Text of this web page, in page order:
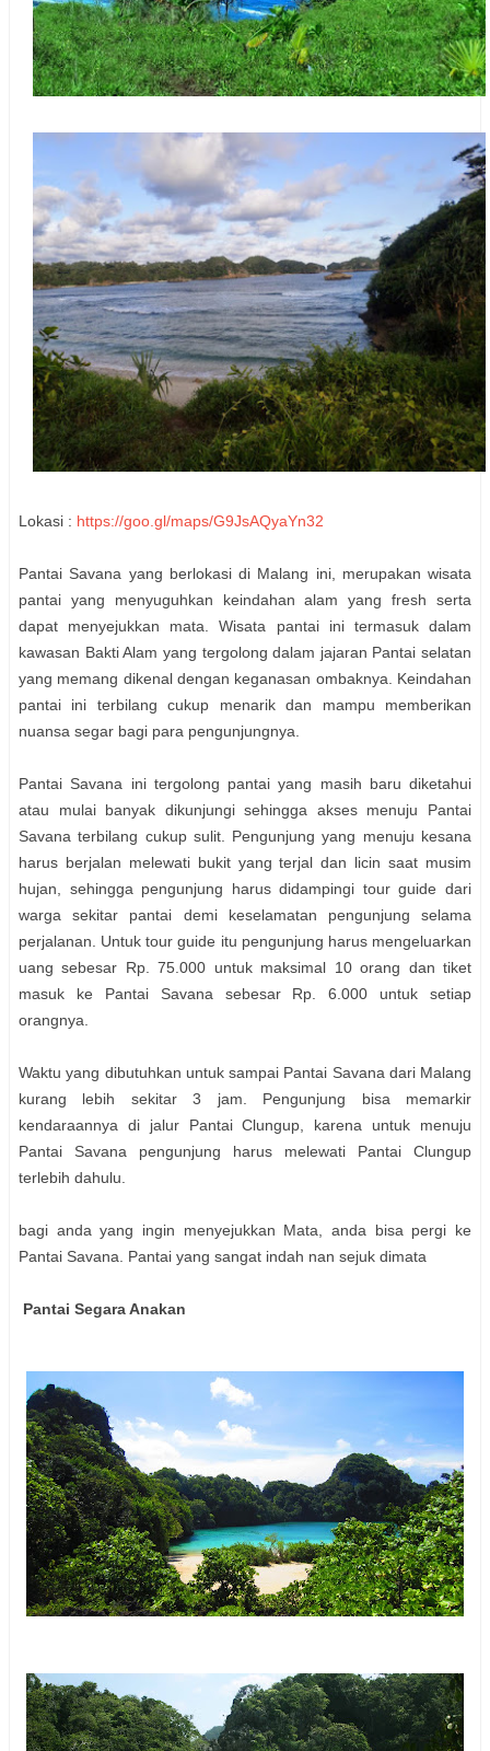
Lokasi : https://goo.gl/maps/G9JsAQyaYn32
Pantai Savana yang berlokasi di Malang ini, merupakan wisata
pantai yang menyuguhkan keindahan alam yang fresh serta
dapat menyejukkan mata. Wisata pantai ini termasuk dalam
kawasan Bakti Alam yang tergolong dalam jajaran Pantai selatan
yang memang dikenal dengan keganasan ombaknya. Keindahan
pantai ini terbilang cukup menarik dan mampu memberikan
nuansa segar bagi para pengunjungnya.
Pantai Savana ini tergolong pantai yang masih baru diketahui
atau mulai banyak dikunjungi sehingga akses menuju Pantai
Savana terbilang cukup sulit. Pengunjung yang menuju kesana
harus berjalan melewati bukit yang terjal dan licin saat musim
hujan, sehingga pengunjung harus didampingi tour guide dari
warga sekitar pantai demi keselamatan pengunjung selama
perjalanan. Untuk tour guide itu pengunjung harus mengeluarkan
uang sebesar Rp. 75.000 untuk maksimal 10 orang dan tiket
masuk ke Pantai Savana sebesar Rp. 6.000 untuk setiap
orangnya.
Waktu yang dibutuhkan untuk sampai Pantai Savana dari Malang
kurang lebih sekitar 3 jam. Pengunjung bisa memarkir
kendaraannya di jalur Pantai Clungup, karena untuk menuju
Pantai Savana pengunjung harus melewati Pantai Clungup
terlebih dahulu.
bagi anda yang ingin menyejukkan Mata, anda bisa pergi ke
Pantai Savana. Pantai yang sangat indah nan sejuk dimata
Pantai Segara Anakan